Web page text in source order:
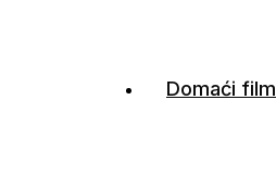
Domaći film